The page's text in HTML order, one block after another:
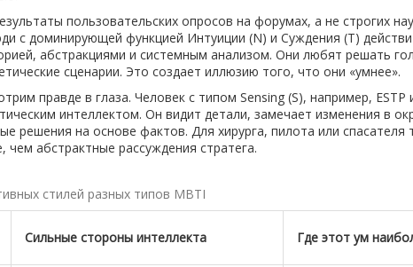
пользовательских опросов на форумах, а не строгих
с доминирующей функцией Интуиции (N) и Суждения (T)
абстракциями и системным анализом. Они любят решать
сценарии. Это создает иллюзию того, что они «умнее».
правде в глаза. Человек с типом Sensing (S), например, ESTP
интеллектом. Он видит детали, замечает изменения в
решения на основе фактов. Для хирурга, пилота или спасателя
абстрактные рассуждения стратега.
стилей разных типов MBTI
Сильные стороны интеллекта Где этот ум